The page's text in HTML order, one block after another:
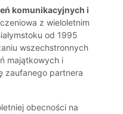
komunikacyjnych i
z wieloletnim
od 1995
wszechstronnych
majątkowych i
zaufanego partnera
obecności na